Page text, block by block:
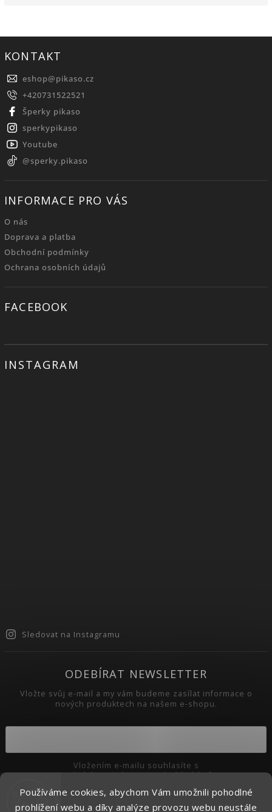
Používáme cookies, abychom Vám umožnili pohodlné
prohlížení webu a díky analýze provozu webu neustále
KONTAKT
eshop@pikaso.cz
+420731522521
Šperky pikaso
sperkypikaso
Youtube
@sperky.pikaso
INFORMACE PRO VÁS
O nás
Doprava a platba
Obchodní podmínky
Ochrana osobních údajů
FACEBOOK
INSTAGRAM
Sledovat na Instagramu
ODEBÍRAT NEWSLETTER
Vložte svůj e-mail a my vám budeme zasílat informace o
nových produktech na našem e-shopu.
podmínkami ochrany osobních údajů
Přihlásit se